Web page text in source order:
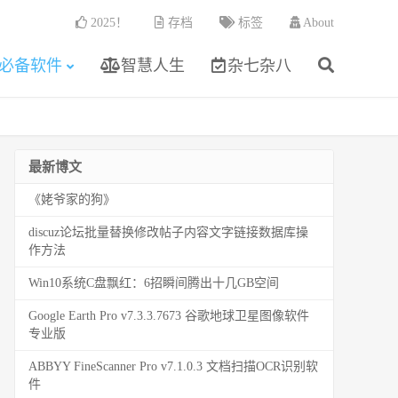
备软件 智慧人生 杂七杂八
2025！ 存档 标签 About
最新博文
《姥爷家的狗》
discuz论坛批量替换修改帖子内容文字链接数据库操
作方法
Win10系统C盘飘红：6招瞬间腾出十几GB空间
Google Earth Pro v7.3.3.7673 谷歌地球卫星图像软件
专业版
ABBYY FineScanner Pro v7.1.0.3 文档扫描OCR识别软
件